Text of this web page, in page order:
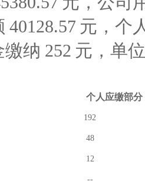
40128.57 元，个
缴纳 252 元，单
个人应缴部分
192
48
12
--